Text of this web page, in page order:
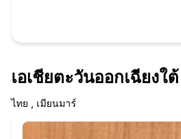
เอเชียตะวันออกเฉียงใต้
ไทย , เมียนมาร์